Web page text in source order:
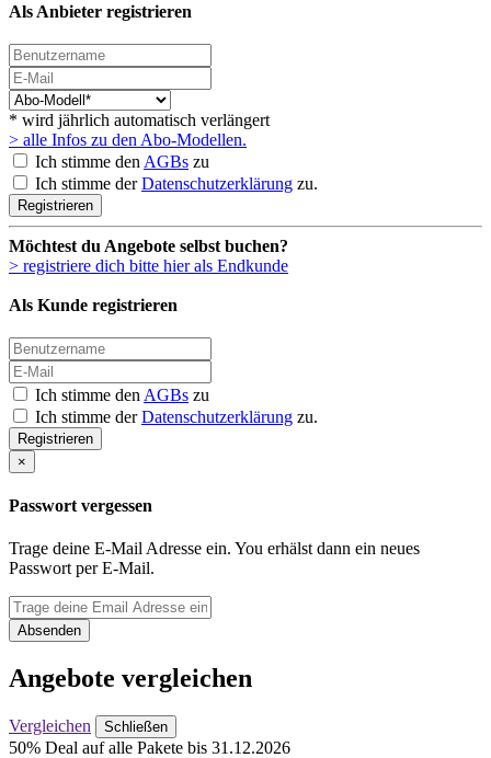
Als Anbieter registrieren
* wird jährlich automatisch verlängert
> alle Infos zu den Abo-Modellen.
Ich stimme den AGBs zu
Ich stimme derDatenschutzerklärung zu.
Registrieren
Möchtest du Angebote selbst buchen?
> registriere dich bitte hier als Endkunde
Als Kunde registrieren
Ich stimme den AGBs zu
Ich stimme derDatenschutzerklärung zu.
Registrieren
×
Passwort vergessen
Trage deine E-Mail Adresse ein. You erhälst dann ein neues
Passwort per E-Mail.
Absenden
Angebote vergleichen
Vergleichen Schließen
50% Deal auf alle Pakete bis 31.12.2026